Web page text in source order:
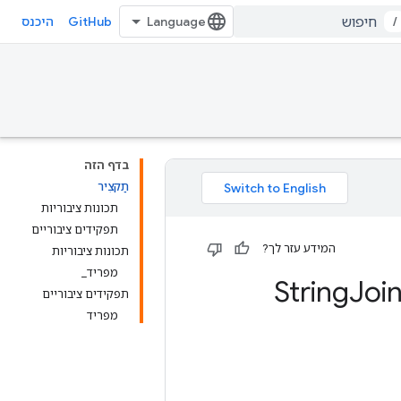
/
GitHub היכנס
בדף הזה
תַקצִיר
תכונות ציבוריות
תפקידים ציבוריים
תכונות ציבוריות
מפריד_
תפקידים ציבוריים
מפריד
המידע עזר לך?
Join